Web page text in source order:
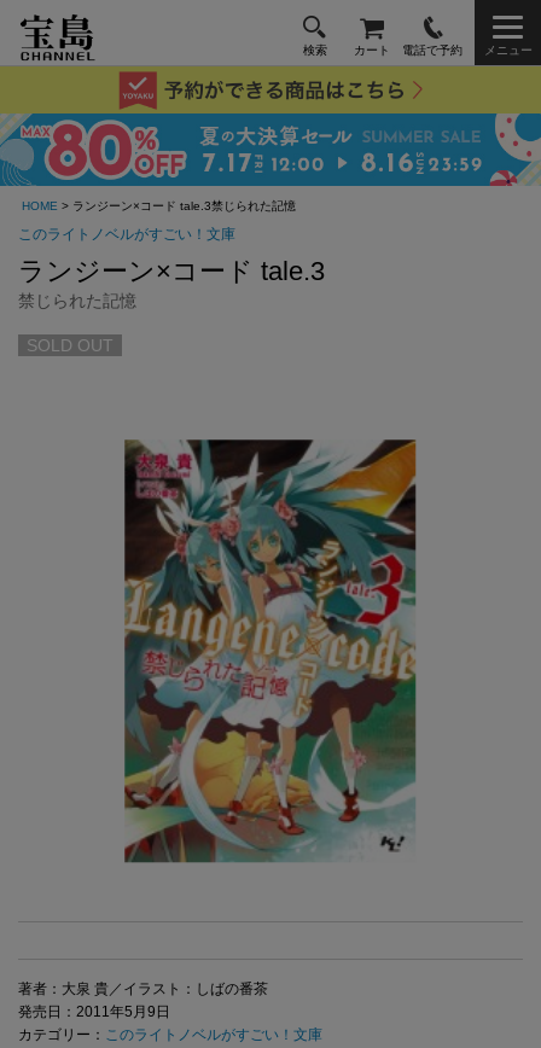
検索 カート 電話で予約 メニュー
HOME > ランジーン×コード tale.3禁じられた記憶
このライトノベルがすごい！文庫
ランジーン×コード tale.3
禁じられた記憶
SOLD OUT
著者：大泉 貴／イラスト：しばの番茶
発売日：2011年5月9日
カテゴリー： このライトノベルがすごい！文庫